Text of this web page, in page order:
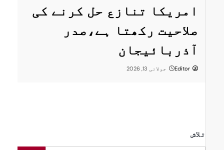
امریکا تنازع حل کرنے کی
صلاحیت رکھتا ہے،صدر
آذربائیجان
Editor جولائی 13, 2026
تلاش